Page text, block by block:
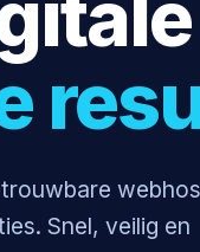
Snel, veilig en